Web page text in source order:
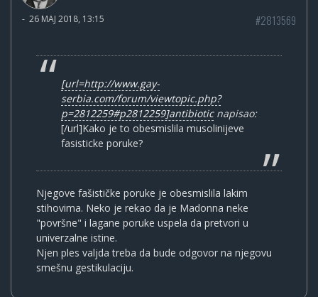
- 26 MAJ 2018, 13:15 #2813569
[url=http://www.gay-
serbia.com/forum/viewtopic.php?
p=2812259#p2812259]antibioticnapisao:
[/url]Kako je to obesmislila musolinijeve
fasisticke poruke?
Njegove fašističke poruke je obesmislila lakim
stihovima. Neko je rekao da je Madonna neke
"površne" i lagane poruke uspela da pretvori u
univerzalne istine.
Njen ples valjda treba da bude odgovor na njegovu
smešnu gestikulaciju.